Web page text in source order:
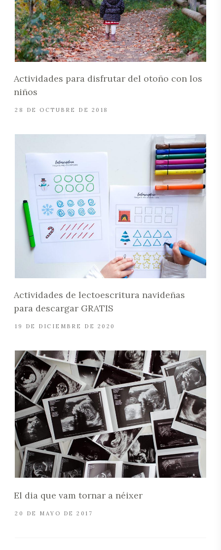
Actividades para disfrutar del otoño con los
niños
28 DE OCTUBRE DE 2018
Actividades de lectoescritura navideñas
para descargar GRATIS
19 DE DICIEMBRE DE 2020
El dia que vam tornar a néixer
20 DE MAYO DE 2017